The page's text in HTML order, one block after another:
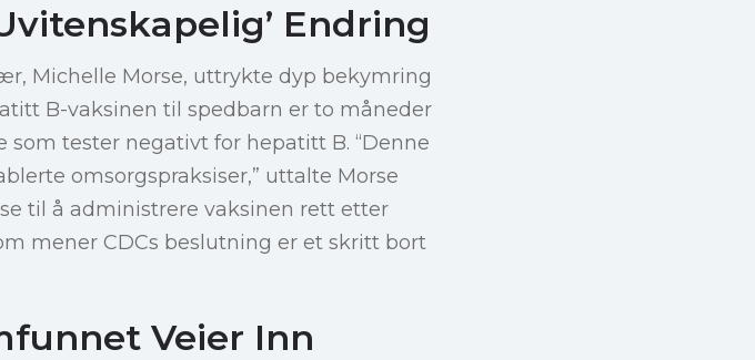
Endring
Michelle Morse, uttrykte dyp bekymring
B-vaksinen til spedbarn er to måneder
tester negativt for hepatitt B. “Denne
omsorgspraksiser,” uttalte Morse
til å administrere vaksinen rett etter
mener CDCs beslutning er et skritt bort
Veier Inn